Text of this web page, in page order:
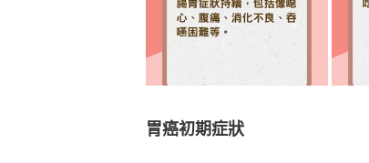
胃癌初期症狀